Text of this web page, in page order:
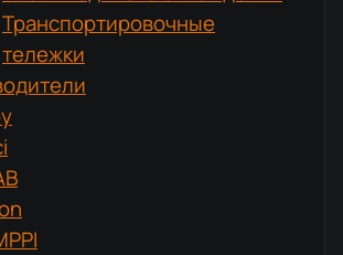
Транспортировочные
тележки